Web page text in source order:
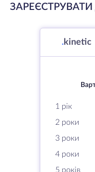
ЗАРЕЄСТРУВАТИ
.kinetic
1 рік
2 роки
3 роки
4 роки
5 років